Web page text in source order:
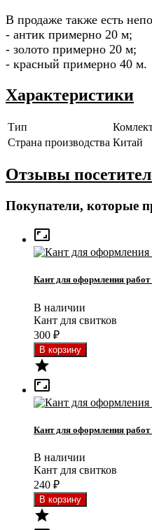
В продаже также есть
- антик примерно 20 м;
- золото примерно 20 м;
- красный примерно 40 м.
Характеристики
Тип
Страна производства Китай
Отзывы
Покупатели, которые

Кант для оформления
В наличии
Кант для свитков
300 ₽


Кант для оформления
В наличии
Кант для свитков
240 ₽
